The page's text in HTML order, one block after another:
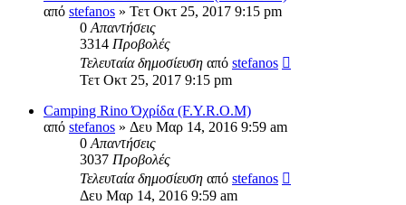
από stefanos » Τετ Οκτ 25, 2017 9:15 pm
0 Απαντήσεις
3314 Προβολές
Τελευταία δημοσίευση από stefanos
Τετ Οκτ 25, 2017 9:15 pm
Camping Rino Όχρίδα (F.Y.R.O.M)
από stefanos » Δευ Μαρ 14, 2016 9:59 am
0 Απαντήσεις
3037 Προβολές
Τελευταία δημοσίευση από stefanos
Δευ Μαρ 14, 2016 9:59 am